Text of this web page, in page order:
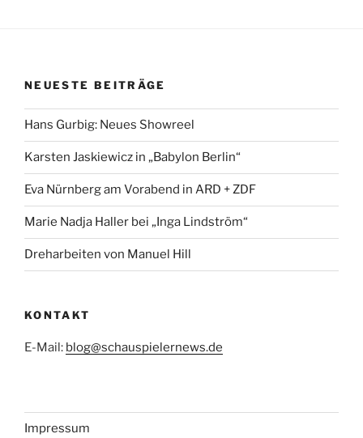
NEUESTE BEITRÄGE
Hans Gurbig: Neues Showreel
Karsten Jaskiewicz in „Babylon Berlin“
Eva Nürnberg am Vorabend in ARD + ZDF
Marie Nadja Haller bei „Inga Lindström“
Dreharbeiten von Manuel Hill
KONTAKT
E-Mail: blog@schauspielernews.de
Impressum